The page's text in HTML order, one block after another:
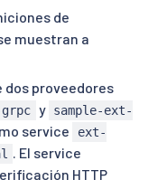
de
muestran a
proveedores
y sample-ext-
service
ext-
. El service
HTTP